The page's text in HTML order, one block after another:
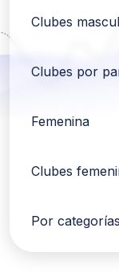
Clubes
Clubes por
Femenina
Clubes
Por categorías